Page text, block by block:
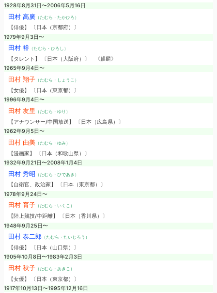
1928年8月31日〜2006年5月16日
田村 高廣（たむら・たかひろ）
【俳優】 〔日本（京都府）〕
1979年9月3日〜
田村 裕（たむら・ひろし）
【タレント】 〔日本（大阪府）〕
《麒麟》
1965年9月4日〜
田村 翔子（たむら・しょうこ）
【女優】 〔日本（東京都）〕
1996年9月4日〜
田村 友里 （たむら・ゆり）
【アナウンサー/中国放送】 〔日本（広島県）〕
1962年9月5日〜
田村 由美（たむら・ゆみ）
【漫画家】 〔日本（和歌山県）〕
1932年9月21日〜2008年1月4日
田村 秀昭 （たむら・ひであき）
【自衛官、政治家】 〔日本（東京都）〕
1978年9月24日〜
田村 育子（たむら・いくこ）
【陸上競技/中距離】 〔日本（香川県）〕
1948年9月25日〜
田村 泰二郎（たむら・たいじろう）
【俳優】 〔日本（山口県）〕
1905年10月8日〜1983年2月3日
田村 秋子（たむら・あきこ）
【女優】 〔日本（東京都）〕
1917年10月13日〜1995年12月16日